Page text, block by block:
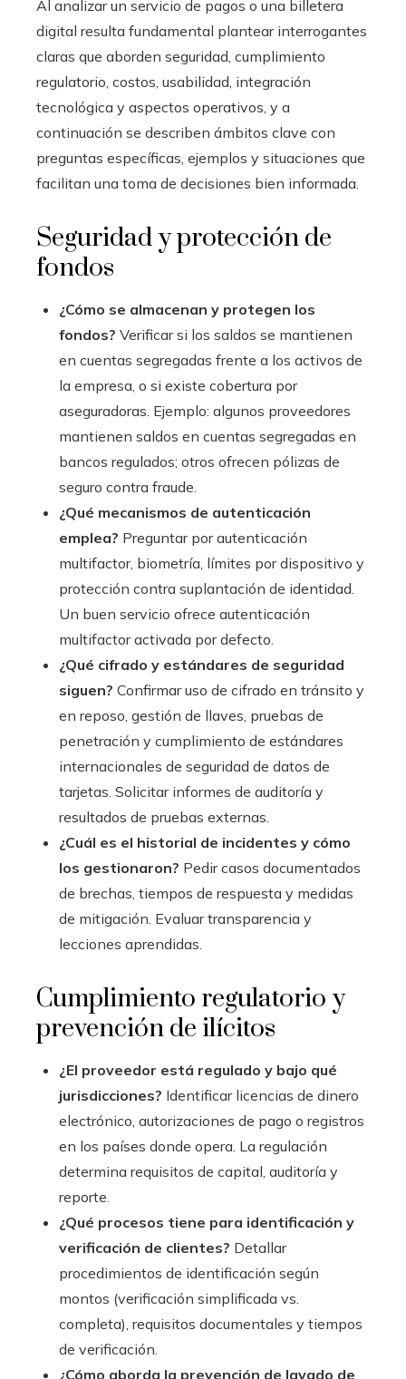
Al analizar un servicio de pagos o una billetera
digital resulta fundamental plantear interrogantes
claras que aborden seguridad, cumplimiento
regulatorio, costos, usabilidad, integración
tecnológica y aspectos operativos, y a
continuación se describen ámbitos clave con
preguntas específicas, ejemplos y situaciones que
facilitan una toma de decisiones bien informada.
Seguridad y protección de
fondos
¿Cómo se almacenan y protegen los
fondos? Verificar si los saldos se mantienen
en cuentas segregadas frente a los activos de
la empresa, o si existe cobertura por
aseguradoras. Ejemplo: algunos proveedores
mantienen saldos en cuentas segregadas en
bancos regulados; otros ofrecen pólizas de
seguro contra fraude.
¿Qué mecanismos de autenticación
emplea? Preguntar por autenticación
multifactor, biometría, límites por dispositivo y
protección contra suplantación de identidad.
Un buen servicio ofrece autenticación
multifactor activada por defecto.
¿Qué cifrado y estándares de seguridad
siguen? Confirmar uso de cifrado en tránsito y
en reposo, gestión de llaves, pruebas de
penetración y cumplimiento de estándares
internacionales de seguridad de datos de
tarjetas. Solicitar informes de auditoría y
resultados de pruebas externas.
¿Cuál es el historial de incidentes y cómo
los gestionaron? Pedir casos documentados
de brechas, tiempos de respuesta y medidas
de mitigación. Evaluar transparencia y
lecciones aprendidas.
Cumplimiento regulatorio y
prevención de ilícitos
¿El proveedor está regulado y bajo qué
jurisdicciones? Identificar licencias de dinero
electrónico, autorizaciones de pago o registros
en los países donde opera. La regulación
determina requisitos de capital, auditoría y
reporte.
¿Qué procesos tiene para identificación y
verificación de clientes? Detallar
procedimientos de identificación según
montos (verificación simplificada vs.
completa), requisitos documentales y tiempos
de verificación.
¿Cómo aborda la prevención de lavado de